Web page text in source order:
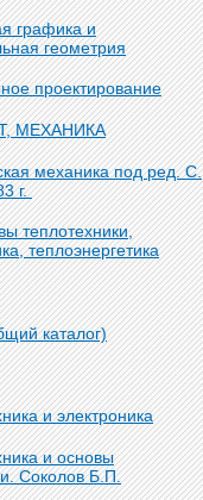
графика и
геометрия
проектирование
МЕХАНИКА
механика под ред. С.
г.
теплотехники,
теплоэнергетика
каталог)
и электроника
и основы
Соколов Б.П.